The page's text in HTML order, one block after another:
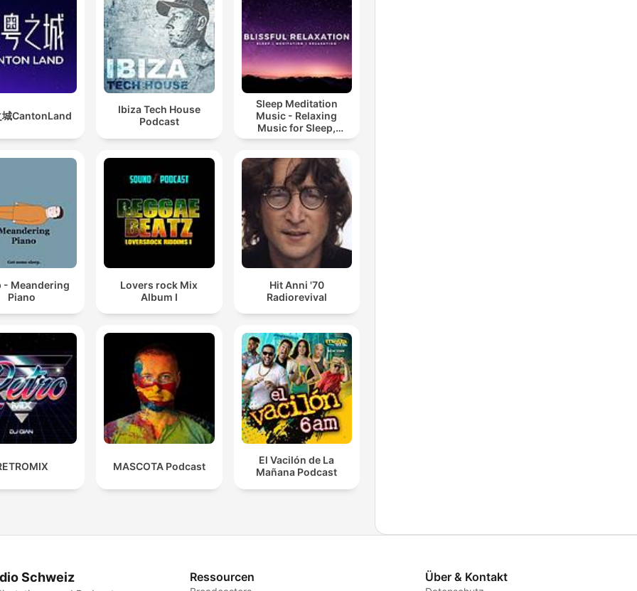
城CantonLand
Ibiza Tech House
Podcast
Sleep Meditation
Music - Relaxing
Music for Sleep,
Meditation &
- Meandering
Piano
Lovers rock Mix
Album I
Hit Anni '70
Radiorevival
MASCOTA Podcast
El Vacilón de La
Mañana Podcast
Schweiz Ressourcen Über & Kontakt